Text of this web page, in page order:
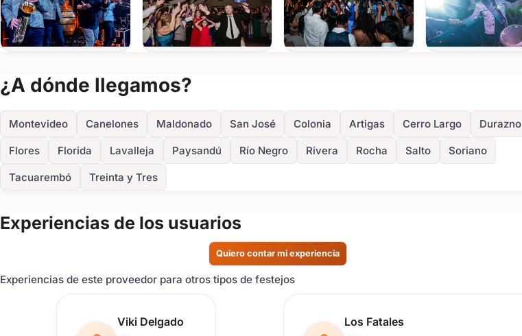
¡Asegurá tu fecha hoy!Reservá el show que va a hacer vibrar tus 15
No dejes el entretenimiento de tu noche al azar.
Consultá por medio del formulario o por whatsApp.
¿A dónde llegamos?
Montevideo Canelones Maldonado San José Colonia Artigas Cerro Largo Durazno
Flores Florida Lavalleja Paysandú Río Negro Rivera Rocha Salto Soriano
Tacuarembó Treinta y Tres
Experiencias de los usuarios
Quiero contar mi experiencia
Experiencias de este proveedor para otros tipos de festejos
Reseña de usuario.
Viki Delgado Reseña de usuario.
Los Fatales